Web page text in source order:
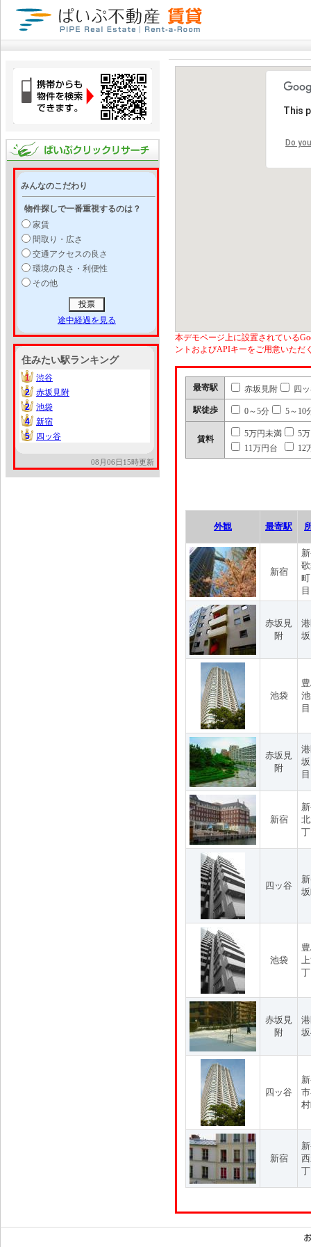
みんなのこだわり
物件探しで一番重視するのは？
家賃
間取り・広さ
交通アクセスの良さ
環境の良さ・利便性
その他
途中経過を見る
住みたい駅ランキング
1
1
渋谷
2
2
赤坂見附
2
2
池袋
4
4
新宿
5
5 四ッ谷
08月06日15時更新
This
Do
本デモページ上に設置されている
ントおよびAPIキーをご用意いただ
最寄駅 赤坂見附 四
駅徒歩 0～5分 5～10
賃料
5万円未満
5
11万円台
12
外観 最寄駅
新宿
目
赤坂見
附
池袋
目
赤坂見
附
目
新宿
四ッ谷
池袋
赤坂見
附
四ッ谷
新宿